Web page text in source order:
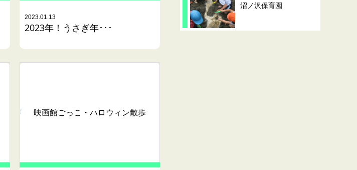
2023.01.13
2023年！うさぎ年･･･
映画館ごっこ・ハロウィン散歩
沼ノ沢保育園